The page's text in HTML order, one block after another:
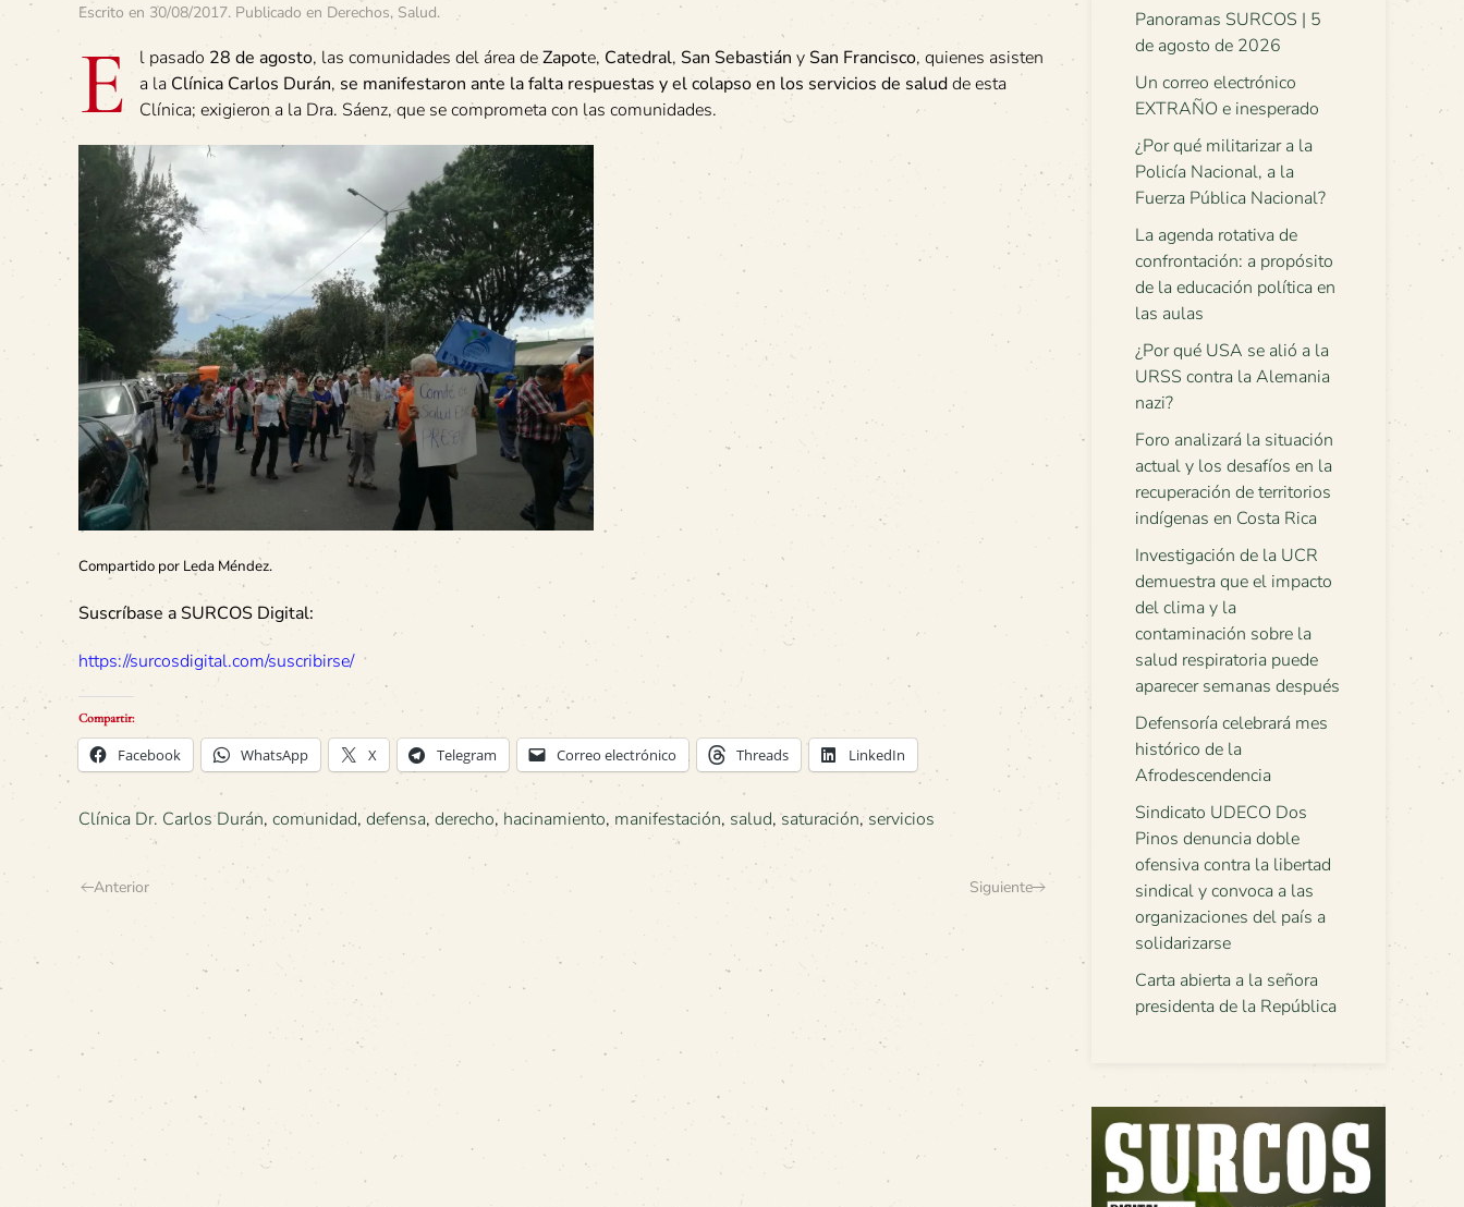
Escrito en 30/08/2017. Publicado en Derechos, Salud.
E l pasado 28 de agosto, las comunidades del área deZapote, Catedral, San Sebastián y San Francisco, quienes asisten
a la Clínica Carlos Durán, se manifestaron ante la falta respuestas y el colapso en los servicios de saludde esta
Clínica; exigieron a la Dra. Sáenz, que se comprometa con las comunidades.
Compartido por Leda Méndez.
Suscríbase a SURCOS Digital:
https://surcosdigital.com/suscribirse/
Compartir:
Facebook WhatsApp X Telegram Correo electrónico Threads LinkedIn
Clínica Dr. Carlos Durán, comunidad, defensa, derecho, hacinamiento, manifestación, salud,saturación, servicios
Anterior Siguiente
Panoramas SURCOS | 5
de agosto de 2026
Un correo electrónico
EXTRAÑO e inesperado
¿Por qué militarizar a la
Policía Nacional, a la
Fuerza Pública Nacional?
La agenda rotativa de
confrontación: a propósito
de la educación política en
las aulas
¿Por qué USA se alió a la
URSS contra la Alemania
nazi?
Foro analizará la situación
actual y los desafíos en la
recuperación de territorios
indígenas en Costa Rica
Investigación de la UCR
demuestra que el impacto
del clima y la
contaminación sobre la
salud respiratoria puede
aparecer semanas después
Defensoría celebrará mes
histórico de la
Afrodescendencia
Sindicato UDECO Dos
Pinos denuncia doble
ofensiva contra la libertad
sindical y convoca a las
organizaciones del país a
solidarizarse
Carta abierta a la señora
presidenta de la República